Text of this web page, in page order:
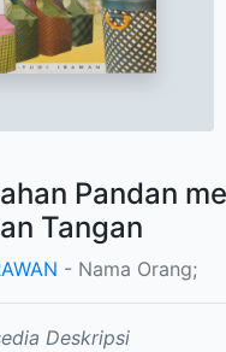
Pandan
Tangan
- Nama Orang;
Deskripsi